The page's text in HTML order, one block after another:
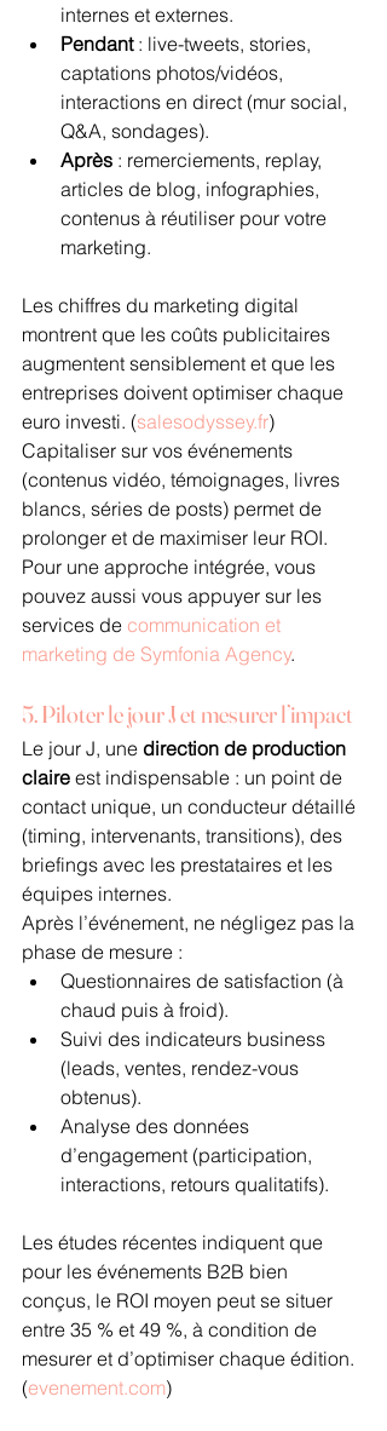
internes et externes.
Pendant : live-tweets, stories,
captations photos/vidéos,
interactions en direct (mur social,
Q&A, sondages).
Après : remerciements, replay,
articles de blog, infographies,
contenus à réutiliser pour votre
marketing.
Les chiffres du marketing digital
montrent que les coûts publicitaires
augmentent sensiblement et que les
entreprises doivent optimiser chaque
euro investi. (salesodyssey.fr)
Capitaliser sur vos événements
(contenus vidéo, témoignages, livres
blancs, séries de posts) permet de
prolonger et de maximiser leur ROI.
Pour une approche intégrée, vous
pouvez aussi vous appuyer sur les
services de communication et
marketing de Symfonia Agency.
5. Piloter le jour J et mesurer l’impact
Le jour J, une direction de production
claire est indispensable : un point de
contact unique, un conducteur détaillé
(timing, intervenants, transitions), des
briefings avec les prestataires et les
équipes internes.
Après l’événement, ne négligez pas la
phase de mesure :
Questionnaires de satisfaction (à
chaud puis à froid).
Suivi des indicateurs business
(leads, ventes, rendez-vous
obtenus).
Analyse des données
d’engagement (participation,
interactions, retours qualitatifs).
Les études récentes indiquent que
pour les événements B2B bien
conçus, le ROI moyen peut se situer
entre 35 % et 49 %, à condition de
mesurer et d’optimiser chaque édition.
(evenement.com)